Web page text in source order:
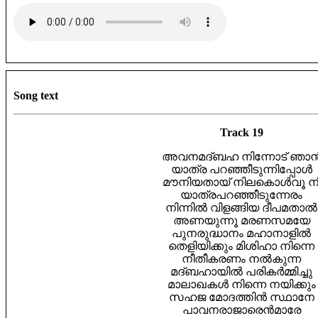
Song text
Track 19
അവനമദ്ബഹ നിന്നോട്
യാത്ര പറഞ്ഞീടുന്നിപ്പോൾ
മൗനിയതായ് നിലകൊൾവൂ
യാത്രപറഞ്ഞീടുന്നേരം
നിന്നിൽ വിളങ്ങിയ ദീപമതാൽ
അണയുന്നൂ മരണസമയേ
പുനരുദ്ധാനം മഹാനാളിൽ
തെളിയിക്കും മിശിഹാ നിന്നെ
നീതീകരണം നൽകുന്ന
മദ്ബഹായിൽ പരികർമ്മിച്ചു
മാലാഖകൾ നിന്നെ നയിക്കും
സഹജ മോദത്തിൻ സ്ഥാനേ
പാവനരാജാരെൻമാരേ